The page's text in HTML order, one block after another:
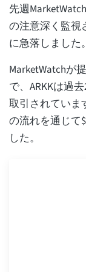
先週
の注意深く監視
に急落しました。
MarketWatchが
で、ARKKは過
取引されていま
の流れを通じて
した。